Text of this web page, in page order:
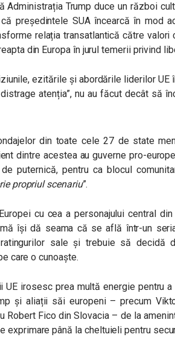
Administrația Trump duce un război
că președintele SUA încearcă în mod
relația transatlantică către valori
din Europa în jurul temerii privind
ezitările și abordările liderilor UE
atenția”, nu au făcut decât să
din toate cele 27 de state
dintre acestea au guverne pro-
puternică, pentru ca blocul
propriul scenariu”.
cu cea a personajului central din
își dă seama că se află într-un
sale și trebuie să decidă
care o cunoaște.
UE irosesc prea multă energie pentru
și aliații săi europeni – precum
Robert Fico din Slovacia – de la
exprimare până la cheltuieli pentru